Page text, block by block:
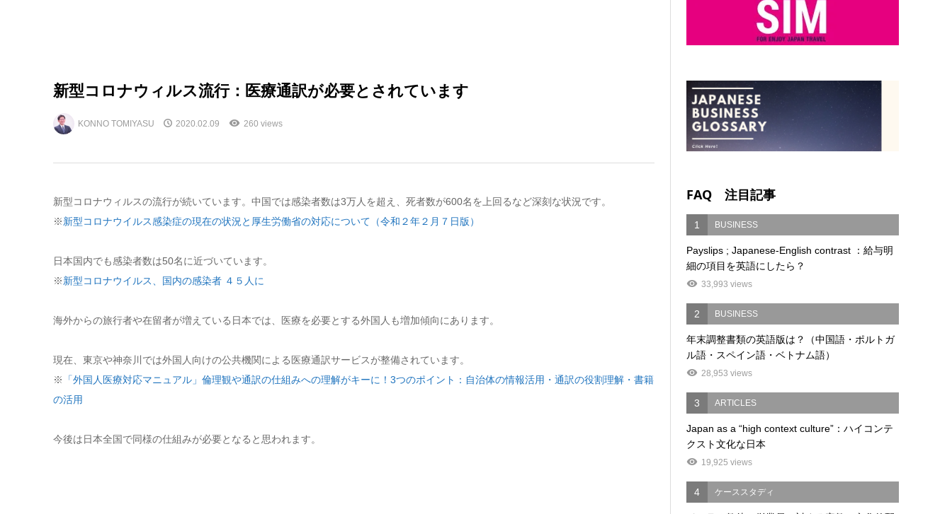
新型コロナウィルス流行：医療通訳が必要とされています
KONNO TOMIYASU 2020.02.09 260 views
新型コロナウィルスの流行が続いています。中国では感染者数は3万人を超え、死者数が600名を上回るなど深刻な状況です。
※新型コロナウイルス感染症の現在の状況と厚生労働省の対応について（令和２年２月７日版）
日本国内でも感染者数は50名に近づいています。
※新型コロナウイルス、国内の感染者 ４５人に
海外からの旅行者や在留者が増えている日本では、医療を必要とする外国人も増加傾向にあります。
現在、東京や神奈川では外国人向けの公共機関による医療通訳サービスが整備されています。
※
「外国人医療対応マニュアル」倫理観や通訳の仕組みへの理解がキーに！3つのポイント：自治体の情報活用・通訳の役割理解・書籍
の活用
今後は日本全国で同様の仕組みが必要となると思われます。
FAQ 注目記事
1 BUSINESS
Payslips ; Japanese-English contrast ：給与明
細の項目を英語にしたら？
33,993 views
2 BUSINESS
年末調整書類の英語版は？（中国語・ポルトガ
ル語・スペイン語・ベトナム語）
28,953 views
3 ARTICLES
Japan as a “high context culture”：ハイコンテ
クスト文化な日本
19,925 views
4 ケーススタディ